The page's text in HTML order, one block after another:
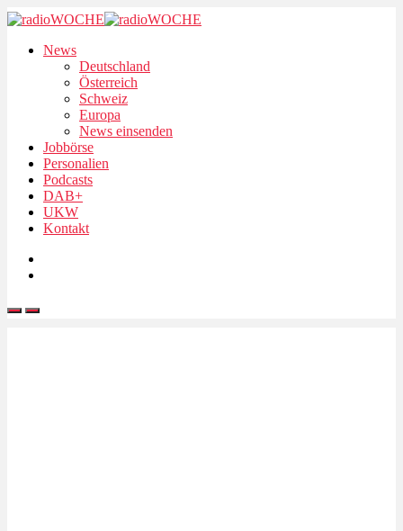
News
Deutschland
Österreich
Schweiz
Europa
News einsenden
Jobbörse
Personalien
Podcasts
DAB+
UKW
Kontakt